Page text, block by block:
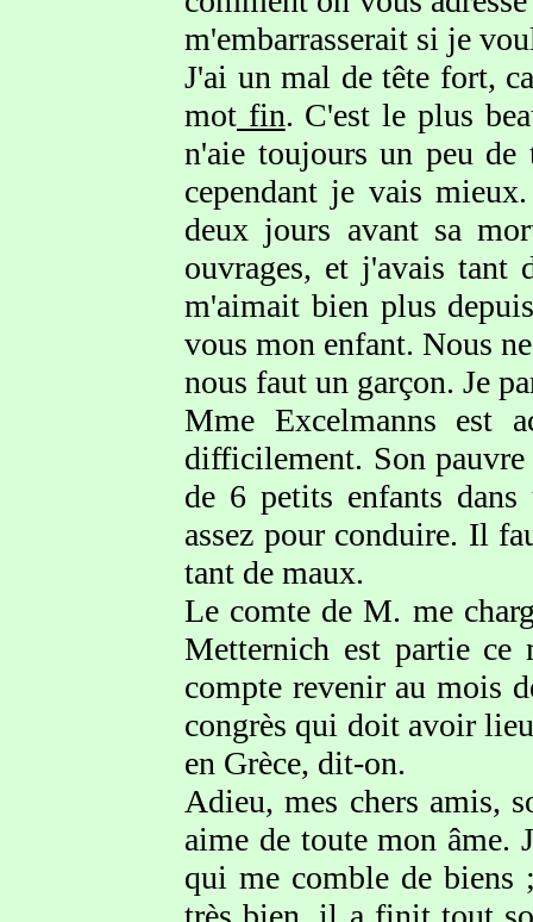
m'embarrasserait si je
J'ai un mal de tête fort,
mot fin. C'est le plus
n'aie toujours un peu
cependant je vais
deux jours avant sa
ouvrages, et j'avais
m'aimait bien plus
vous mon enfant. Nous
nous faut un garçon. Je
Mme Excelmanns est
difficilement. Son
de 6 petits enfants
assez pour conduire. Il
tant de maux.
Le comte de M. me
Metternich est partie ce
compte revenir au mois
congrès qui doit avoir
en Grèce, dit-on.
Adieu, mes chers amis,
aime de toute mon âme.
qui me comble de biens